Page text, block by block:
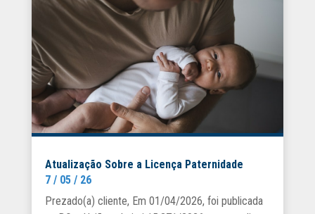
Atualização Sobre a Licença Paternidade
7 / 05 / 26
Prezado(a) cliente, Em 01/04/2026, foi publicada